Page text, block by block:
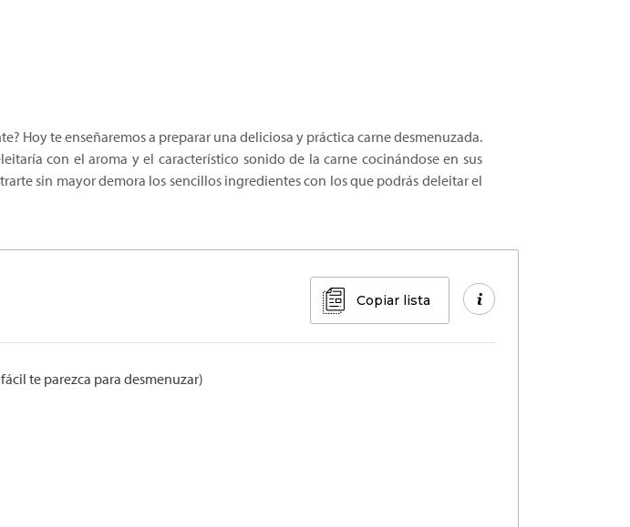
Hoy te enseñaremos a preparar una deliciosa y práctica carne desmenuzada.
con el aroma y el característico sonido de la carne cocinándose en sus
sin mayor demora los sencillos ingredientes con los que podrás deleitar el
Copiar lista
te parezca para desmenuzar)